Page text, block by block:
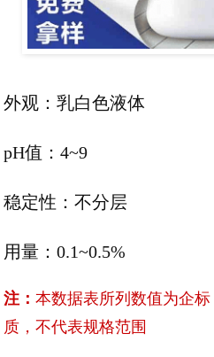
外观：乳白色液体
pH值：4~9
稳定性：不分层
用量：0.1~0.5%
注：本数据表所列数值为企
质，不代表规格范围